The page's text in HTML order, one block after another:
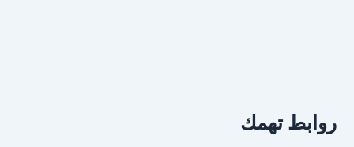
روابط تهمك